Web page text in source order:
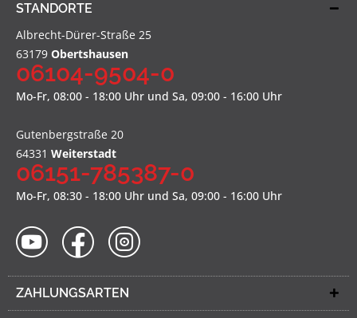
STANDORTE
Albrecht-Dürer-Straße 25
63179 Obertshausen
06104-9504-0
Mo-Fr, 08:00 - 18:00 Uhr und Sa, 09:00 - 16:00 Uhr
Gutenbergstraße 20
64331 Weiterstadt
06151-785387-0
Mo-Fr, 08:30 - 18:00 Uhr und Sa, 09:00 - 16:00 Uhr
ZAHLUNGSARTEN